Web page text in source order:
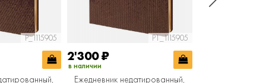
P_1115905 P1_1115905
2'300₽
в наличии
Ежедневник недатированный,